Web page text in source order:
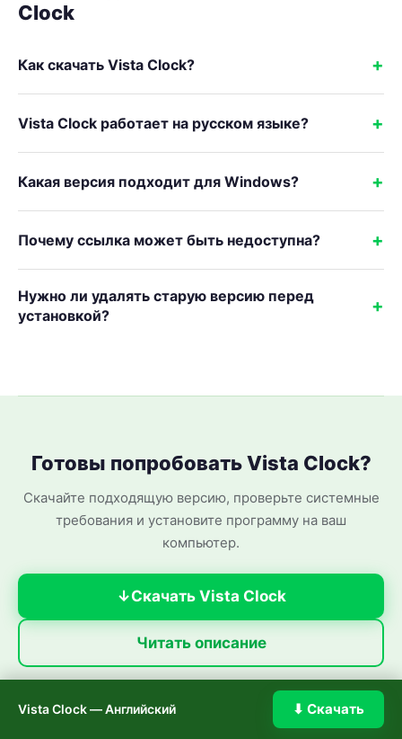
Clock
Как скачать Vista Clock?
Vista Clock работает на русском языке?
Какая версия подходит для Windows?
Почему ссылка может быть недоступна?
Нужно ли удалять старую версию перед
установкой?
Готовы попробовать Vista Clock?
Скачайте подходящую версию, проверьте системные
требования и установите программу на ваш
компьютер.
Скачать Vista Clock
Читать описание
Vista Clock — Английский ⬇ Скачать